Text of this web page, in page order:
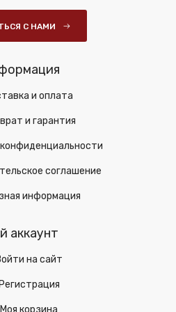
С НАМИ
и оплата
и гарантия
соглашение
информация
аккаунт
на сайт
Регистрация